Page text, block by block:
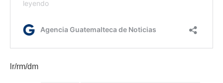
lr/rm/dm